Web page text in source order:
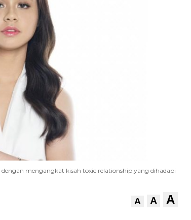
mengangkat kisah toxic relationship yang dihadapi
A A A